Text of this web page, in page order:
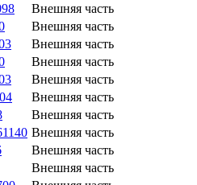
Внешняя часть
Внешняя часть
Внешняя часть
Внешняя часть
Внешняя часть
Внешняя часть
Внешняя часть
Внешняя часть
Внешняя часть
Внешняя часть